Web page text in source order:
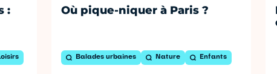
:
Où pique-niquer à Paris ?
Balades urbaines Nature Enfants